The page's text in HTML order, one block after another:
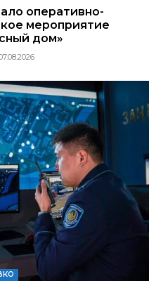
оперативно-
мероприятие
дом»